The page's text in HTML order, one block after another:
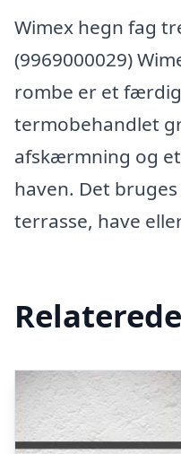
Wimex hegn fag
(9969000029)
rombe er et
termobehandlet
afskærmning og
haven. Det
terrasse, have